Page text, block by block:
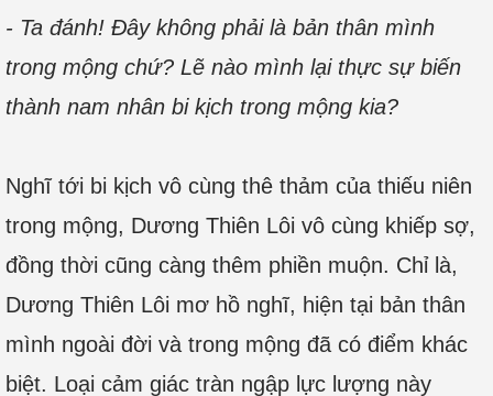
- Ta đánh! Đây không phải là bản thân mình
trong mộng chứ? Lẽ nào mình lại thực sự biến
thành nam nhân bi kịch trong mộng kia?
Nghĩ tới bi kịch vô cùng thê thảm của thiếu niên
trong mộng, Dương Thiên Lôi vô cùng khiếp sợ,
đồng thời cũng càng thêm phiền muộn. Chỉ là,
Dương Thiên Lôi mơ hồ nghĩ, hiện tại bản thân
mình ngoài đời và trong mộng đã có điểm khác
biệt. Loại cảm giác tràn ngập lực lượng này